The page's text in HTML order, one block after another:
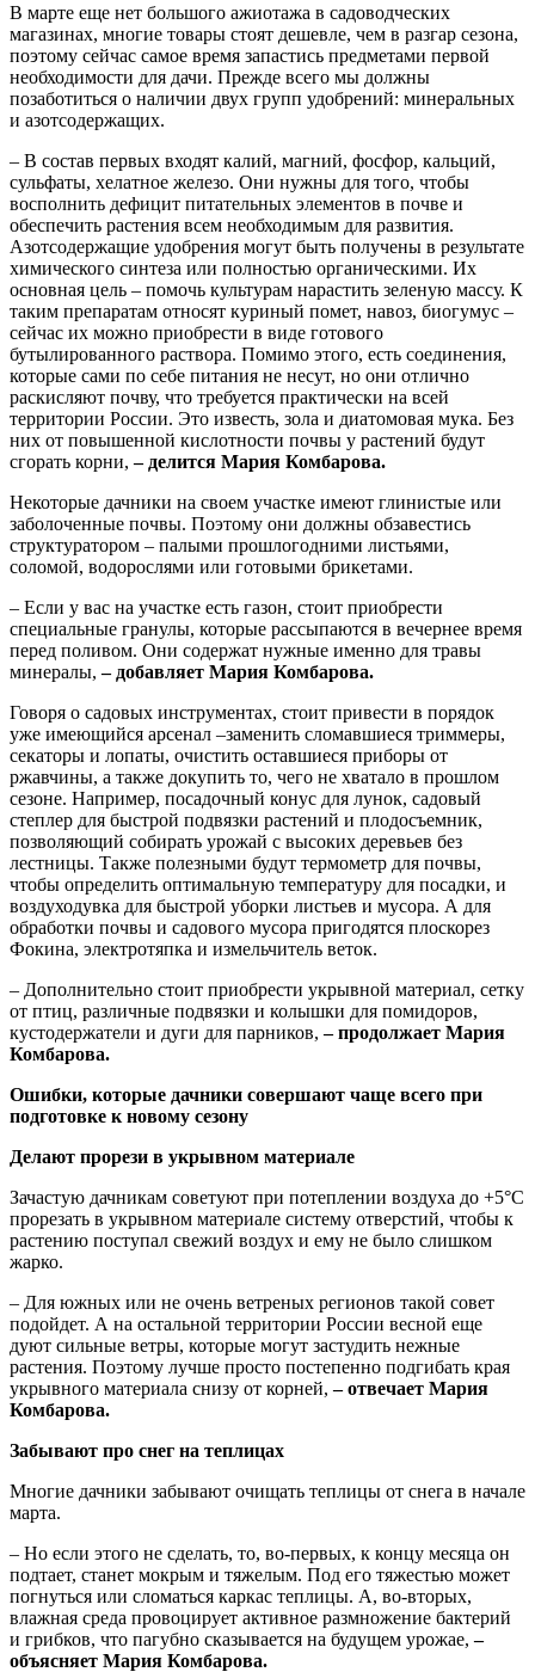
В марте еще нет большого ажиотажа в садоводческих
магазинах, многие товары стоят дешевле, чем в разгар сезона,
поэтому сейчас самое время запастись предметами первой
необходимости для дачи. Прежде всего мы должны
позаботиться о наличии двух групп удобрений: минеральных
и азотсодержащих.
– В состав первых входят калий, магний, фосфор, кальций,
сульфаты, хелатное железо. Они нужны для того, чтобы
восполнить дефицит питательных элементов в почве и
обеспечить растения всем необходимым для развития.
Азотсодержащие удобрения могут быть получены в результате
химического синтеза или полностью органическими. Их
основная цель – помочь культурам нарастить зеленую массу. К
таким препаратам относят куриный помет, навоз, биогумус –
сейчас их можно приобрести в виде готового
бутылированного раствора. Помимо этого, есть соединения,
которые сами по себе питания не несут, но они отлично
раскисляют почву, что требуется практически на всей
территории России. Это известь, зола и диатомовая мука. Без
них от повышенной кислотности почвы у растений будут
сгорать корни,– делится Мария Комбарова.
Некоторые дачники на своем участке имеют глинистые или
заболоченные почвы. Поэтому они должны обзавестись
структуратором – палыми прошлогодними листьями,
соломой, водорослями или готовыми брикетами.
– Если у вас на участке есть газон, стоит приобрести
специальные гранулы, которые рассыпаются в вечернее время
перед поливом. Они содержат нужные именно для травы
минералы,– добавляет Мария Комбарова.
Говоря о садовых инструментах, стоит привести в порядок
уже имеющийся арсенал –заменить сломавшиеся триммеры,
секаторы и лопаты, очистить оставшиеся приборы от
ржавчины, а также докупить то, чего не хватало в прошлом
сезоне. Например, посадочный конус для лунок, садовый
степлер для быстрой подвязки растений и плодосъемник,
позволяющий собирать урожай с высоких деревьев без
лестницы. Также полезными будут термометр для почвы,
чтобы определить оптимальную температуру для посадки, и
воздуходувка для быстрой уборки листьев и мусора. А для
обработки почвы и садового мусора пригодятся плоскорез
Фокина, электротяпка и измельчитель веток.
– Дополнительно стоит приобрести укрывной материал, сетку
от птиц, различные подвязки и колышки для помидоров,
кустодержатели и дуги для парников,– продолжает Мария
Комбарова.
Ошибки, которые дачники совершают чаще всего при
подготовке к новому сезону
Делают прорези в укрывном материале
Зачастую дачникам советуют при потеплении воздуха до +5°C
прорезать в укрывном материале систему отверстий, чтобы к
растению поступал свежий воздух и ему не было слишком
жарко.
– Для южных или не очень ветреных регионов такой совет
подойдет. А на остальной территории России весной еще
дуют сильные ветры, которые могут застудить нежные
растения. Поэтому лучше просто постепенно подгибать края
укрывного материала снизу от корней,– отвечает Мария
Комбарова.
Забывают про снег на теплицах
Многие дачники забывают очищать теплицы от снега в начале
марта.
– Но если этого не сделать, то, во-первых, к концу месяца он
подтает, станет мокрым и тяжелым. Под его тяжестью может
погнуться или сломаться каркас теплицы. А, во-вторых,
влажная среда провоцирует активное размножение бактерий
и грибков, что пагубно сказывается на будущем урожае,–
объясняет Мария Комбарова.